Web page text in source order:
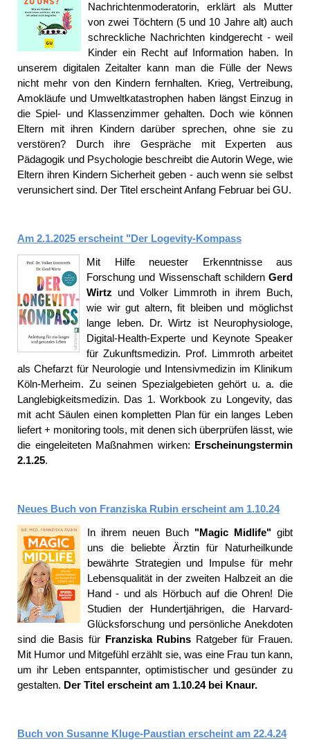
Nachrichtenmoderatorin, erklärt als Mutter
von zwei Töchtern (5 und 10 Jahre alt) auch
schreckliche Nachrichten kindgerecht - weil
Kinder ein Recht auf Information haben. In
unserem digitalen Zeitalter kann man die Fülle der News
nicht mehr von den Kindern fernhalten. Krieg, Vertreibung,
Amokläufe und Umweltkatastrophen haben längst Einzug in
die Spiel- und Klassenzimmer gehalten. Doch wie können
Eltern mit ihren Kindern darüber sprechen, ohne sie zu
verstören? Durch ihre Gespräche mit Experten aus
Pädagogik und Psychologie beschreibt die Autorin Wege, wie
Eltern ihren Kindern Sicherheit geben - auch wenn sie selbst
verunsichert sind. Der Titel erscheint Anfang Februar bei GU.
Am 2.1.2025 erscheint "Der Logevity-Kompass
Mit Hilfe neuester Erkenntnisse aus
Forschung und Wissenschaft schildern Gerd
Wirtz und Volker Limmroth in ihrem Buch,
wie wir gut altern, fit bleiben und möglichst
lange leben. Dr. Wirtz ist Neurophysiologe,
Digital-Health-Experte und Keynote Speaker
für Zukunftsmedizin. Prof. Limmroth arbeitet
als Chefarzt für Neurologie und Intensivmedizin im Klinikum
Köln-Merheim. Zu seinen Spezialgebieten gehört u. a. die
Langlebigkeitsmedizin. Das 1. Workbook zu Longevity, das
mit acht Säulen einen kompletten Plan für ein langes Leben
liefert + monitoring tools, mit denen sich überprüfen lässt, wie
die eingeleiteten Maßnahmen wirken: Erscheinungstermin
2.1.25.
Neues Buch von Franziska Rubin erscheint am 1.10.24
In ihrem neuen Buch"Magic Midlife"gibt
uns die beliebte Ärztin für Naturheilkunde
bewährte Strategien und Impulse für mehr
Lebensqualität in der zweiten Halbzeit an die
Hand - und als Hörbuch auf die Ohren! Die
Studien der Hundertjährigen, die Harvard-
Glücksforschung und persönliche Anekdoten
sind die Basis für Franziska Rubins Ratgeber für Frauen.
Mit Humor und Mitgefühl erzählt sie, was eine Frau tun kann,
um ihr Leben entspannter, optimistischer und gesünder zu
gestalten. Der Titel erscheint am 1.10.24 bei Knaur.
Buch von Susanne Kluge-Paustian erscheint am 22.4.24